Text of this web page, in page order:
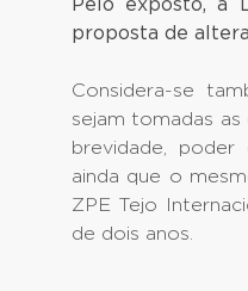
Pelo exposto, a
proposta de
Considera-se
sejam tomadas
brevidade,
ainda que o
ZPE Tejo
de dois anos.